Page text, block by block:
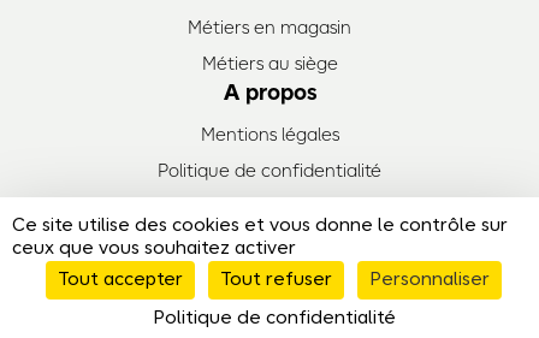
Métiers en magasin
Métiers au siège
A propos
Mentions légales
Politique de confidentialité
© Emploi Castorama - 2026
Ce site utilise des cookies et vous donne le contrôle sur
ceux que vous souhaitez activer
Tout accepter
Tout refuser
Personnaliser
Politique de confidentialité